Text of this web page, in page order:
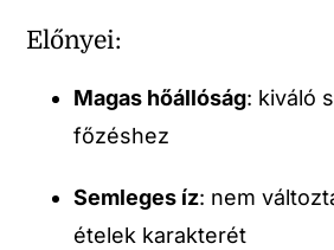
Előnyei:
Magas hőállóság: kiváló
főzéshez
Semleges íz: nem
ételek karakterét